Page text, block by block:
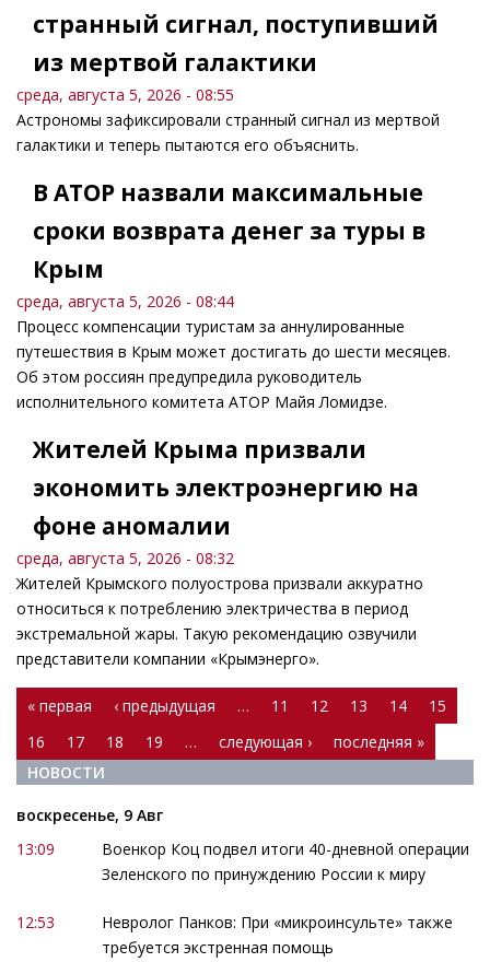
странный сигнал, поступивший
из мертвой галактики
среда, августа 5, 2026 - 08:55
Астрономы зафиксировали странный сигнал из мертвой
галактики и теперь пытаются его объяснить.
В АТОР назвали максимальные
сроки возврата денег за туры в
Крым
среда, августа 5, 2026 - 08:44
Процесс компенсации туристам за аннулированные
путешествия в Крым может достигать до шести месяцев.
Об этом россиян предупредила руководитель
исполнительного комитета АТОР Майя Ломидзе.
Жителей Крыма призвали
экономить электроэнергию на
фоне аномалии
среда, августа 5, 2026 - 08:32
Жителей Крымского полуострова призвали аккуратно
относиться к потреблению электричества в период
экстремальной жары. Такую рекомендацию озвучили
представители компании «Крымэнерго».
Страницы
« первая ‹ предыдущая … 11 12 13 14
15
16
17 18 19 … следующая ›
последняя »
НОВОСТИ
воскресенье, 9 Авг
13:09
Военкор Коц подвел итоги 40-дневной операции
Зеленского по принуждению России к миру
12:53
Невролог Панков: При «микроинсульте» также
требуется экстренная помощь